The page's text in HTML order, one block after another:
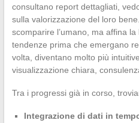
consultano report dettagliati,
sulla valorizzazione del loro
scomparire l’umano, ma affina
tendenze prima che emergano
volta, diventano molto più
visualizzazione chiara,
Tra i progressi già in corso,
Integrazione di dati in